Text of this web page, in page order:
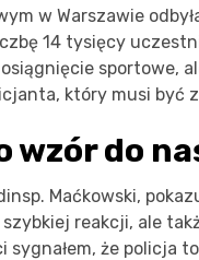
w Warszawie
14 tysięcy
sportowe,
który musi być
wzór do
Maćkowski,
reakcji, ale
sygnałem, że